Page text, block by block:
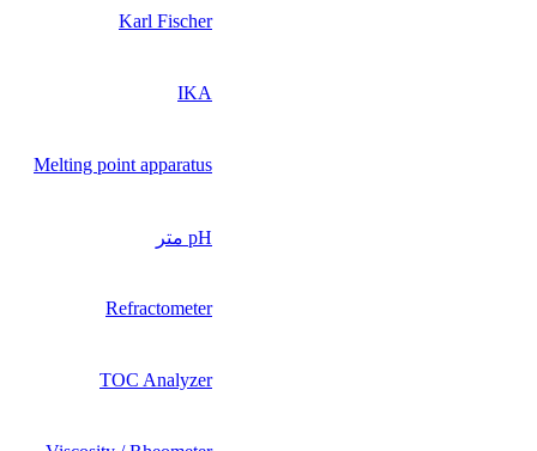
Karl Fischer
IKA
Melting point apparatus
pH متر
Refractometer
TOC Analyzer